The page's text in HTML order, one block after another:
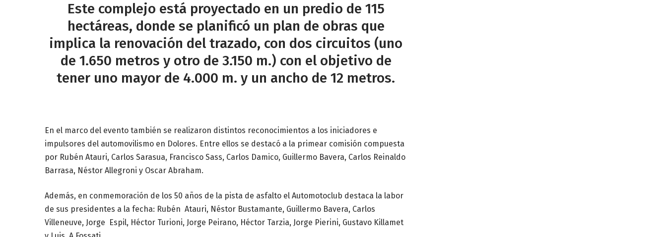
Este complejo está proyectado en un predio de 115
hectáreas, donde se planificó un plan de obras que
implica la renovación del trazado, con dos circuitos (uno
de 1.650 metros y otro de 3.150 m.) con el objetivo de
tener uno mayor de 4.000 m. y un ancho de 12 metros.
En el marco del evento también se realizaron distintos reconocimientos a los iniciadores e
impulsores del automovilismo en Dolores. Entre ellos se destacó a la primear comisión compuesta
por Rubén Atauri, Carlos Sarasua, Francisco Sass, Carlos Damico, Guillermo Bavera, Carlos Reinaldo
Barrasa, Néstor Allegroni y Oscar Abraham.
Además, en conmemoración de los 50 años de la pista de asfalto el Automotoclub destaca la labor
de sus presidentes a la fecha: Rubén Atauri, Néstor Bustamante, Guillermo Bavera, Carlos
Villeneuve, Jorge Espil, Héctor Turioni, Jorge Peirano, Héctor Tarzia, Jorge Pierini, Gustavo Killamet